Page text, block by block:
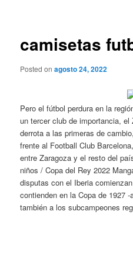
camisetas
Posted onagosto 24, 2022
Pero el fútbol perdura en la
un tercer club de importancia,
derrota a las primeras de
frente al Football Club
entre Zaragoza y el resto del
niños / Copa del Rey 2022
disputas con el Iberia
contienden en la Copa de 1927
también a los subcampeones